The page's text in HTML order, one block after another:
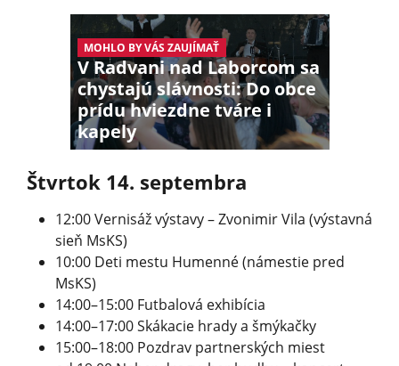
MOHLO BY VÁS ZAUJÍMAŤ
V Radvani nad Laborcom sa
chystajú slávnosti: Do obce
prídu hviezdne tváre i
kapely
Štvrtok 14. septembra
12:00 Vernisáž výstavy – Zvonimir Vila (výstavná
sieň MsKS)
10:00 Deti mestu Humenné (námestie pred
MsKS)
14:00–15:00 Futbalová exhibícia
14:00–17:00 Skákacie hrady a šmýkačky
15:00–18:00 Pozdrav partnerských miest